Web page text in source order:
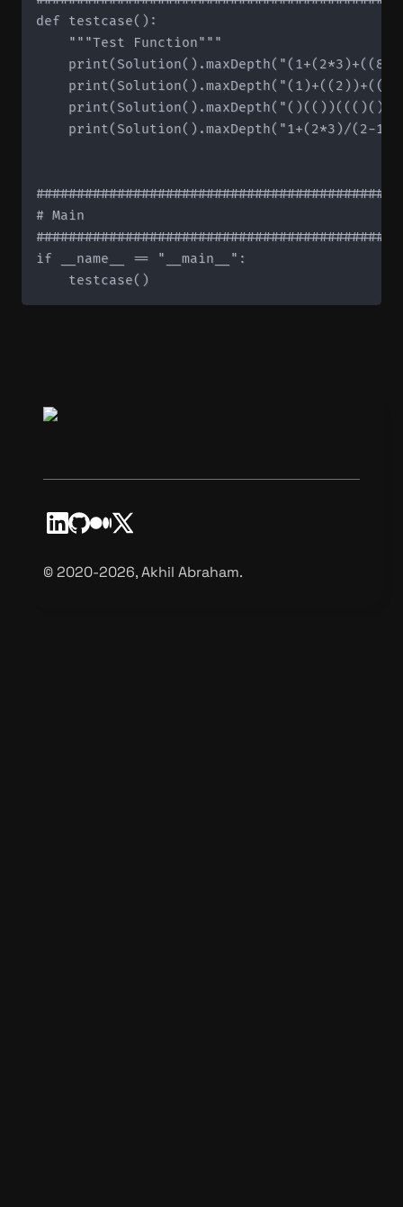
def testcase():
    """Test Function"""
print(Solution().maxDepth("1+(2*3)/(2-
# Main
if __name__ == "__main__":
©️ 2020-2026, Akhil Abraham.